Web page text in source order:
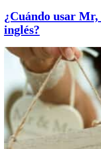
¿Cuándo usar
inglés?